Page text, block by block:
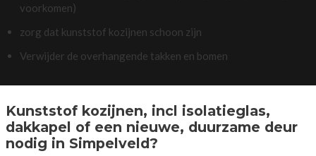
voorkomen)
zorg dat kunststof kozijnen schoon zijn
Verwijder de overhangende takken en bomen
Kunststof kozijnen, incl isolatieglas,
dakkapel of een nieuwe, duurzame deur
nodig in Simpelveld?